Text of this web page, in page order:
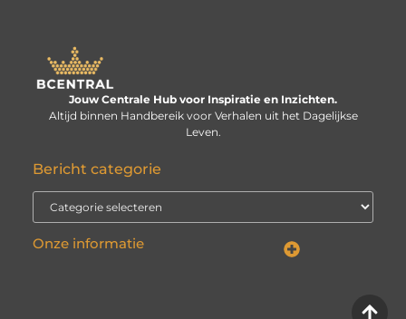
Jouw Centrale Hub voor Inspiratie en Inzichten.
Altijd binnen Handbereik voor Verhalen uit het Dagelijkse
Leven.
Bericht categorie
Onze informatie